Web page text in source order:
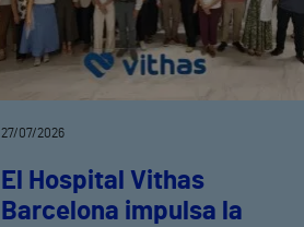
27/07/2026
El Hospital Vithas
Barcelona impulsa la